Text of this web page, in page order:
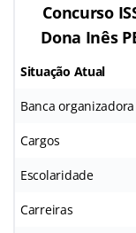
Concurso
Dona Inês
Situação Atual
Banca organizadora
Cargos
Escolaridade
Carreiras